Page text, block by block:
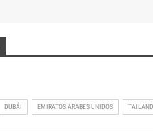
DUBÁI EMIRATOS ÁRABES UNIDOS